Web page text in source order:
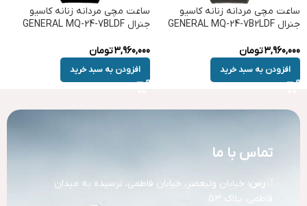
ساعت مچی مردانه زنانه کاسیو
جنرال GENERAL MQ-24-7B2LDF
3,960,000تومان
افزودن به سبد خرید
ساعت مچی مردانه زنانه کاسیو
جنرال GENERAL MQ-24-7BLDF
3,960,000تومان
افزودن به سبد خرید
تماس با ما
رس: خیابان ولیعصر، خیابان فاطمی، نرسیده به میدان
فاطمی، پلاک 53